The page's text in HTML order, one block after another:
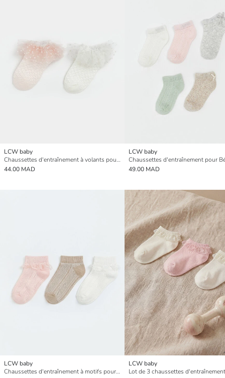
LCW baby
Chaussettes d'entraînement à volants pour bébé fille Lot de 2
44.00 MAD
LCW baby
49.00 MAD
LCW baby
Chaussettes d'entraînement à motifs pour bébé fille, lot de 3
LCW baby